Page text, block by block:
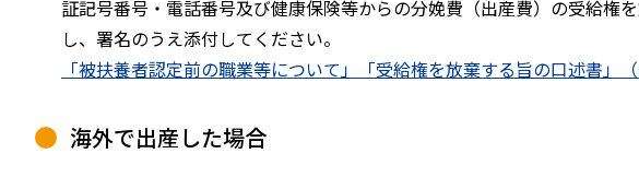
証記号番号・電話番号及び健康保険等からの分娩費（出産費）の受給権
し、署名のうえ添付してください。
「被扶養者認定前の職業等について」「受給権を放棄する旨の口述書」
海外で出産した場合